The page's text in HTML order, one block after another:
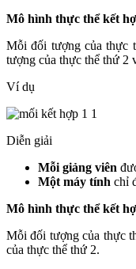
Mô hình thực thể kết
Mỗi đối tượng của thực
tượng của thực thể thứ 2
Ví dụ
Diễn giải
Mỗi giảng viên
Một máy tính chỉ
Mô hình thực thể kết
Mỗi đối tượng của thực
của thực thể thứ 2.